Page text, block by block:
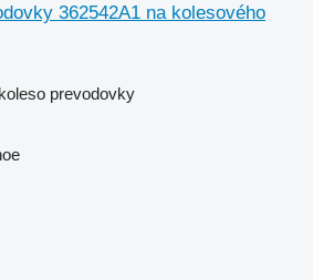
362542A1 na kolesového
prevodovky